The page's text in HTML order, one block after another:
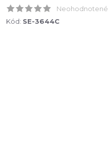
Neohodnotené
Kód: SE-3644C